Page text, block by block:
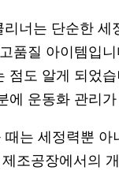
너는 단순한
품질 아이템입
점도 알게 되었
에 운동화 관리
는 세정력뿐
조공장에서의